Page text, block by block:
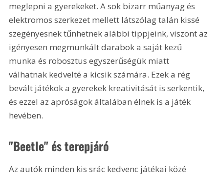
meglepni a gyerekeket. A sok bizarr műanyag és
elektromos szerkezet mellett látszólag talán kissé
szegényesnek tűnhetnek alábbi tippjeink, viszont az
igényesen megmunkált darabok a saját kezű
munka és robosztus egyszerűségük miatt
válhatnak kedvelté a kicsik számára. Ezek a rég
bevált játékok a gyerekek kreativitását is serkentik,
és ezzel az apróságok általában élnek is a játék
hevében.
"Beetle" és terepjáró
Az autók minden kis srác kedvenc játékai közé